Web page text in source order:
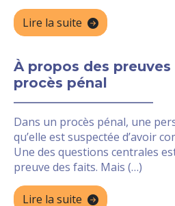
Lire la suite
À propos des preuves
procès pénal
Dans un procès pénal, une
qu’elle est suspectée d’avoir
Une des questions centrales
preuve des faits. Mais (…)
Lire la suite